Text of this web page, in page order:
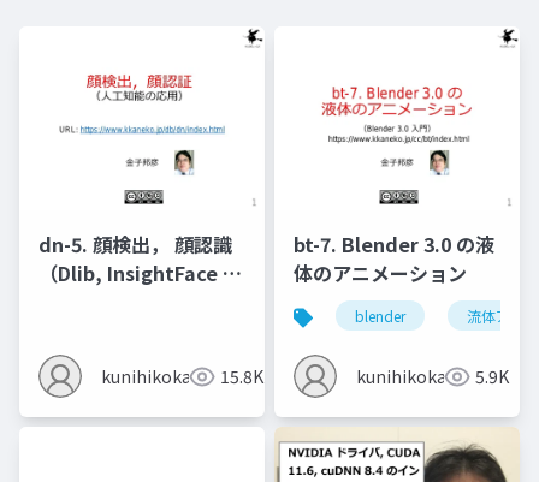
dn-5. 顔検出， 顔認識
（Dlib, InsightFace を
kunihikokaneko15.8K
bt-7. Blender 3.0 の液
体のアニメーション
blender 流体アニ
kunihikokaneko5.9K